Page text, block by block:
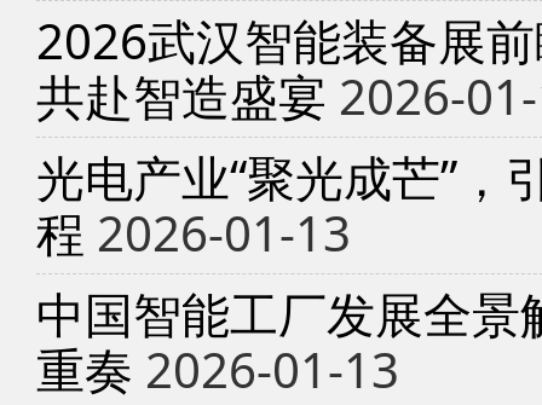
2026武汉智能装备展
共赴智造盛宴 2026-
光电产业“聚光成芒”，
程 2026-01-13
中国智能工厂发展全
重奏 2026-01-13